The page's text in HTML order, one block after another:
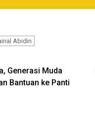
Abidin
Generasi Muda
Bantuan ke Panti